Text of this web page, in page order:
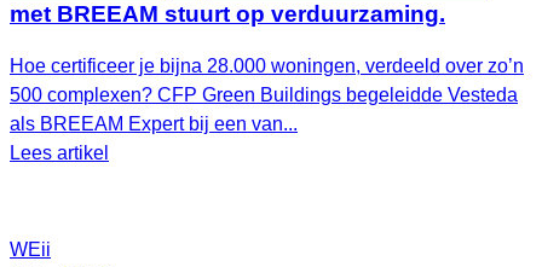
met BREEAM stuurt op verduurzaming.
Hoe certificeer je bijna 28.000 woningen, verdeeld over zo’n
500 complexen? CFP Green Buildings begeleidde Vesteda
als BREEAM Expert bij een van...
Lees artikel
WEii